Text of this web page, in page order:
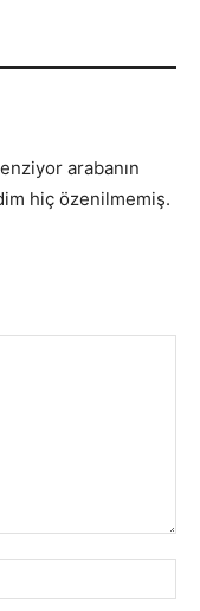
arabanın
hiç özenilmemiş.